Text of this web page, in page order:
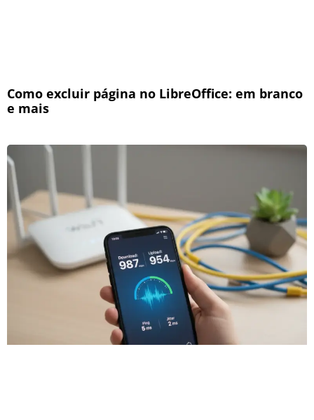
Como excluir página no LibreOffice: em branco
e mais